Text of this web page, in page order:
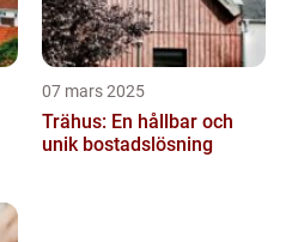
07 mars 2025
Trähus: En hållbar och
unik bostadslösning